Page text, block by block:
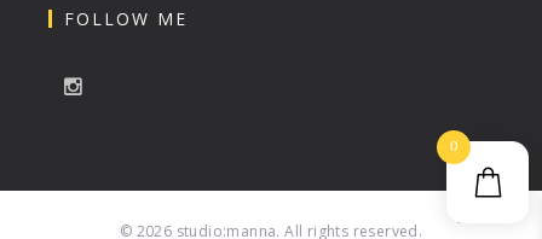
FOLLOW ME
© 2026 studio:manna. All rights reserved.
0